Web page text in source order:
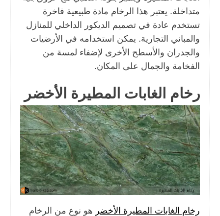
متداخلة. يعتبر هذا الرخام مادة طبيعية فاخرة
تستخدم عادة في تصميم الديكور الداخلي للمنازل
والمباني التجارية. يمكن استخدامه في الأرضيات
والجدران والأسطح الأخرى لإضفاء لمسة من
الفخامة والجمال على المكان.
رخام الغابات المطيرة الأخضر
رخام الغابات المطيرة الأخضر هو نوع من الرخام